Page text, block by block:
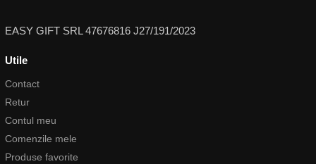
EASY GIFT SRL 47676816 J27/191/2023
Utile
Contact
Retur
Contul meu
Comenzile mele
Produse favorite